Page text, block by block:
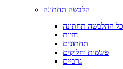
הלבשה תחתונה
כל ההלבשה תחתונה
חזיות
תחתונים
פיג'מות וחלוקים
גרביים